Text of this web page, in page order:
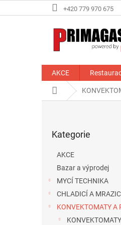
na
+420 779 970 675
AKCE
Domů
kategorie
Kategorie
AKCE
Bazar a výprodej
MYCÍ TECHNIKA
CHLADICÍ A
KONVEKTOMATY A